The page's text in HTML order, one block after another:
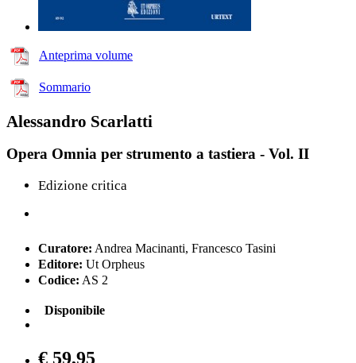
Anteprima volume
Sommario
Alessandro Scarlatti
Opera Omnia per strumento a tastiera - Vol. II
Edizione critica
Curatore: Andrea Macinanti, Francesco Tasini
Editore: Ut Orpheus
Codice: AS 2
Disponibile
€ 59,95